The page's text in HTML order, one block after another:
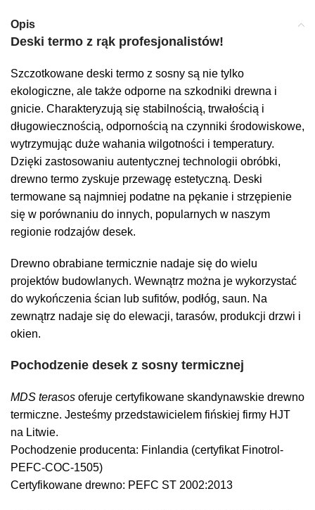
Opis
Deski termo z rąk profesjonalistów!
Szczotkowane deski termo z sosny są nie tylko
ekologiczne, ale także odporne na szkodniki drewna i
gnicie. Charakteryzują się stabilnością, trwałością i
długowiecznością, odpornością na czynniki środowiskowe,
wytrzymując duże wahania wilgotności i temperatury.
Dzięki zastosowaniu autentycznej technologii obróbki,
drewno termo zyskuje przewagę estetyczną. Deski
termowane są najmniej podatne na pękanie i strzępienie
się w porównaniu do innych, popularnych w naszym
regionie rodzajów desek.
Drewno obrabiane termicznie nadaje się do wielu
projektów budowlanych. Wewnątrz można je wykorzystać
do wykończenia ścian lub sufitów, podłóg, saun. Na
zewnątrz nadaje się do elewacji, tarasów, produkcji drzwi i
okien.
Pochodzenie desek z sosny termicznej
MDS terasos oferuje certyfikowane skandynawskie drewno
termiczne. Jesteśmy przedstawicielem fińskiej firmy HJT
na Litwie.
Pochodzenie producenta: Finlandia (certyfikat Finotrol-
PEFC-COC-1505)
Certyfikowane drewno: PEFC ST 2002:2013